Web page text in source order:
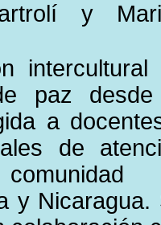
y
intercultural
paz
a
de
y Nicaragua.